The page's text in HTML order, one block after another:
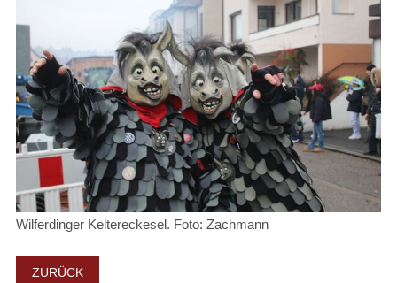
Wilferdinger Keltereckesel. Foto: Zachmann
ZURÜCK